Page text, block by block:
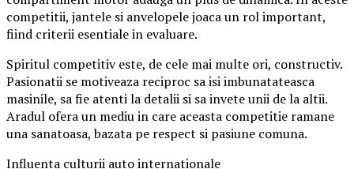
competitii, jantele si anvelopele joaca un rol important,
fiind criterii esentiale in evaluare.
Spiritul competitiv este, de cele mai multe ori, constructiv.
Pasionatii se motiveaza reciproc sa isi imbunatateasca
masinile, sa fie atenti la detalii si sa invete unii de la altii.
Aradul ofera un mediu in care aceasta competitie ramane
una sanatoasa, bazata pe respect si pasiune comuna.
Influenta culturii auto internationale